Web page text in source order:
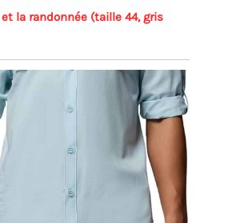
la randonnée (taille 44, gris